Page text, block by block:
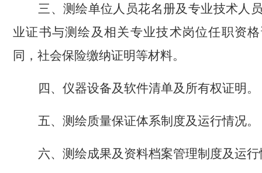
三、测绘单位人员花名册及专业技术人
业证书与测绘及相关专业技术岗位任职资
同，社会保险缴纳证明等材料。
四、仪器设备及软件清单及所有权证明。
五、测绘质量保证体系制度及运行情况。
六、测绘成果及资料档案管理制度及运